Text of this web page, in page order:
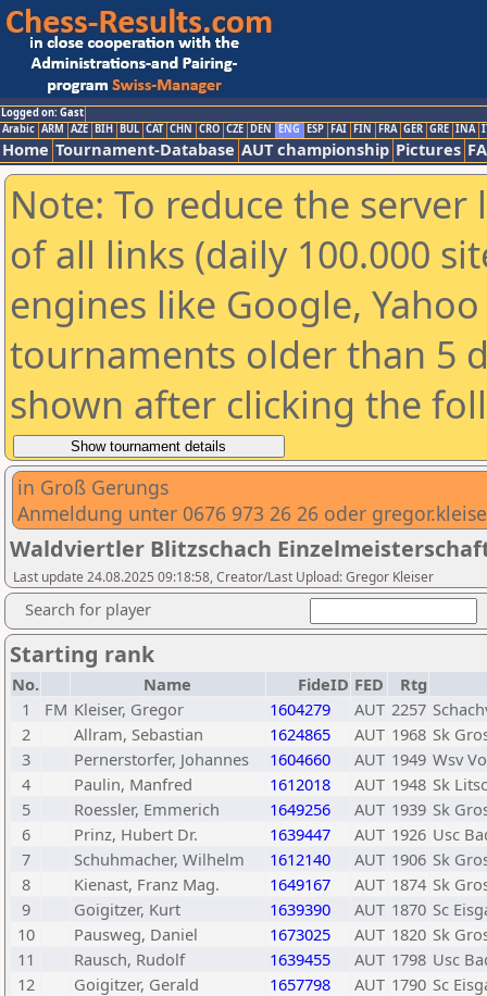
Logged on: Gast
Arabic ARM AZE BIH BUL CAT CHN CRO CZE DEN ENG ESP FAI FIN FRA GER GRE INA
Home Tournament-Database AUT championship Pictures
Note: To reduce the
of all links (daily 100.000
engines like Google,
tournaments older than 5
shown after clicking the
in Groß Gerungs
Anmeldung unter 0676 973 26 26 oder
Waldviertler Blitzschach
Last update 24.08.2025 09:18:58, Creator/Last Upload: Gregor Kleiser
Search for player
Starting rank
No. Name FideID FED
Rtg
1
FM Kleiser, Gregor 1604279 AUT 2257
2
Allram, Sebastian 1624865 AUT 1968 Sk
3
Pernerstorfer, Johannes 1604660 AUT 1949 Wsv
4
Paulin, Manfred 1612018 AUT 1948 Sk
5
Roessler, Emmerich 1649256 AUT 1939 Sk
6
Prinz, Hubert Dr. 1639447 AUT 1926 Usc
7
Schuhmacher, Wilhelm 1612140 AUT 1906 Sk
8
Kienast, Franz Mag. 1649167 AUT 1874 Sk
9
Goigitzer, Kurt 1639390 AUT 1870 Sc
10
Pausweg, Daniel 1673025 AUT 1820 Sk
11
Rausch, Rudolf 1639455 AUT 1798 Usc
12
Goigitzer, Gerald 1657798 AUT 1790 Sc